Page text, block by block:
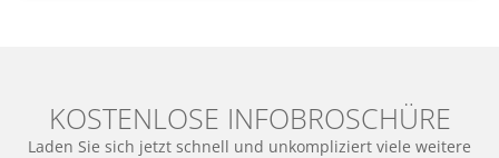
KOSTENLOSE INFOBROSCHÜRE
Laden Sie sich jetzt schnell und unkompliziert viele weitere